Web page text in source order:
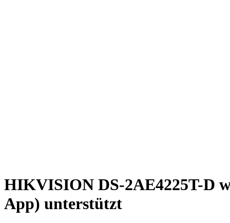
HIKVISION DS-2AE4225T-D
App) unterstützt